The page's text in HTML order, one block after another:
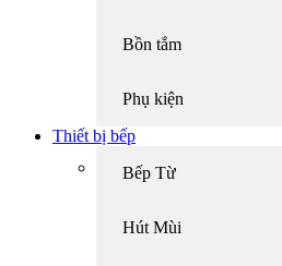
Bồn tắm
Phụ kiện
Thiết bị bếp
Bếp Từ
Hút Mùi